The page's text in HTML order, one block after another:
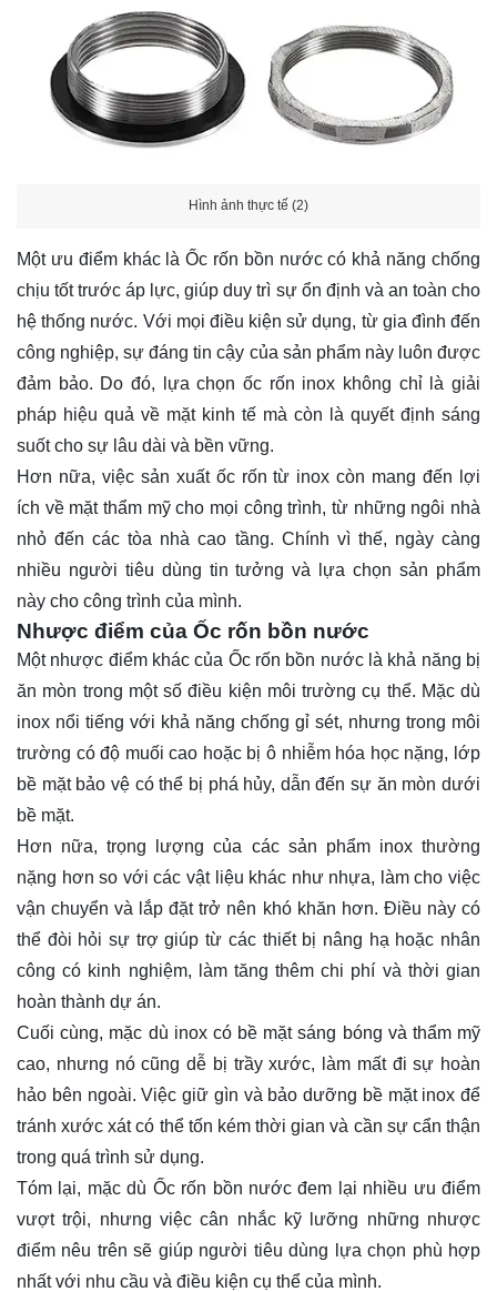
Hình ảnh thực tế (2)
Một ưu điểm khác là Ốc rốn bồn nước có khả năng chống
chịu tốt trước áp lực, giúp duy trì sự ổn định và an toàn cho
hệ thống nước. Với mọi điều kiện sử dụng, từ gia đình đến
công nghiệp, sự đáng tin cậy của sản phẩm này luôn được
đảm bảo. Do đó, lựa chọn ốc rốn inox không chỉ là giải
pháp hiệu quả về mặt kinh tế mà còn là quyết định sáng
suốt cho sự lâu dài và bền vững.
Hơn nữa, việc sản xuất ốc rốn từ inox còn mang đến lợi
ích về mặt thẩm mỹ cho mọi công trình, từ những ngôi nhà
nhỏ đến các tòa nhà cao tầng. Chính vì thế, ngày càng
nhiều người tiêu dùng tin tưởng và lựa chọn sản phẩm
này cho công trình của mình.
Nhược điểm của Ốc rốn bồn nước
Một nhược điểm khác của Ốc rốn bồn nước là khả năng bị
ăn mòn trong một số điều kiện môi trường cụ thể. Mặc dù
inox nổi tiếng với khả năng chống gỉ sét, nhưng trong môi
trường có độ muối cao hoặc bị ô nhiễm hóa học nặng, lớp
bề mặt bảo vệ có thể bị phá hủy, dẫn đến sự ăn mòn dưới
bề mặt.
Hơn nữa, trọng lượng của các sản phẩm inox thường
nặng hơn so với các vật liệu khác như nhựa, làm cho việc
vận chuyển và lắp đặt trở nên khó khăn hơn. Điều này có
thể đòi hỏi sự trợ giúp từ các thiết bị nâng hạ hoặc nhân
công có kinh nghiệm, làm tăng thêm chi phí và thời gian
hoàn thành dự án.
Cuối cùng, mặc dù inox có bề mặt sáng bóng và thẩm mỹ
cao, nhưng nó cũng dễ bị trầy xước, làm mất đi sự hoàn
hảo bên ngoài. Việc giữ gìn và bảo dưỡng bề mặt inox để
tránh xước xát có thể tốn kém thời gian và cần sự cẩn thận
trong quá trình sử dụng.
Tóm lại, mặc dù Ốc rốn bồn nước đem lại nhiều ưu điểm
vượt trội, nhưng việc cân nhắc kỹ lưỡng những nhược
điểm nêu trên sẽ giúp người tiêu dùng lựa chọn phù hợp
nhất với nhu cầu và điều kiện cụ thể của mình.